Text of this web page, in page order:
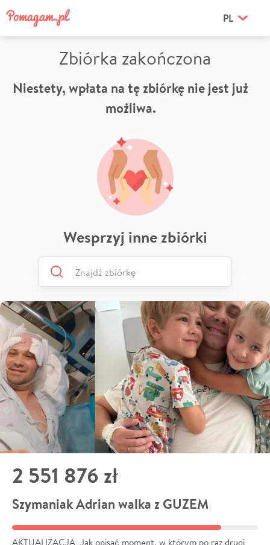
PL
Zbiórka zakończona
Niestety, wpłata na tę zbiórkę nie jest już
możliwa.
Wesprzyj inne zbiórki
2 551 876 zł
Szymaniak Adrian walka z GUZEM
AKTUALIZACJA Jak opisać moment, w którym po raz drugi